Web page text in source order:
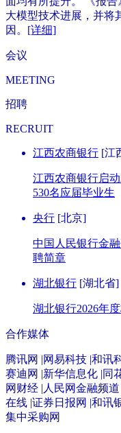
大模型技术进展，并将
因。 [详细]
会议
MEETING
招聘
RECRUIT
江西农商银行 [江
江西农商银行启
530名应届毕业生
央行 [北京]
中国人民银行金
聘简章
湖北银行 [湖北省]
湖北银行2026年
合作媒体
腾讯网 |网易科技 |和讯
赛迪网 |新华信息化 |同
网财经 |人民网金融频
在线 |证券日报网 |和讯
集中采购网